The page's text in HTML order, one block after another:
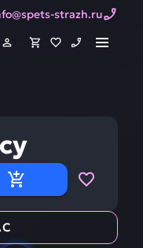
strazh.ru